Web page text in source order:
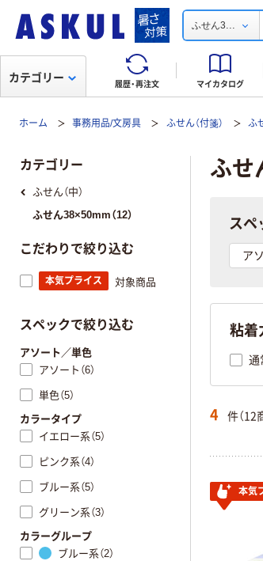
ふせん3...
履歴・再注文 マイカタログ
カテゴリー
ホーム 事務用品/文房具 ふせん（付箋） ふ
ふ
スペ
ア
粘着
通
4 件（12
本気
カテゴリー
ふせん（中）
ふせん38×50mm（12）
こだわりで絞り込む
本気プライス 対象商品
スペックで絞り込む
アソート／単色
アソート（6）
単色（5）
カラータイプ
イエロー系（5）
ピンク系（4）
ブルー系（5）
グリーン系（3）
カラーグループ
ブルー系（2）